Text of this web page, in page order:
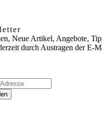
Neue Artikel, Angebote,
durch Austragen der E-